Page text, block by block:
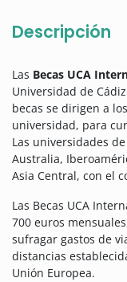
Descripción
Las Becas UCA
Universidad de
becas se dirigen a
universidad, para
Las universidades
Australia,
Asia Central, con el
Las Becas UCA
700 euros
sufragar gastos de
distancias
Unión Europea.